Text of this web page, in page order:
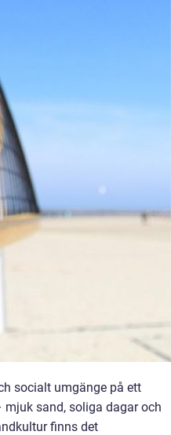
socialt umgänge på ett
sand, soliga dagar och
finns det